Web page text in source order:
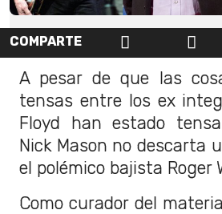
COMPARTE
A pesar de que las
tensas entre los ex
Floyd han estado
Nick Mason no descarta
el polémico bajista Roger
Como curador del